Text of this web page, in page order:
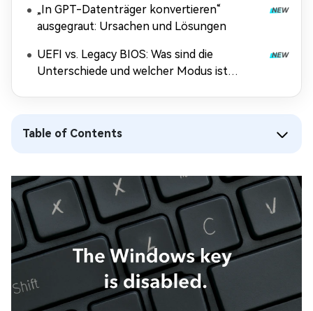
„In GPT-Datenträger konvertieren“
ausgegraut: Ursachen und Lösungen
UEFI vs. Legacy BIOS: Was sind die
Unterschiede und welcher Modus ist
Table of Contents